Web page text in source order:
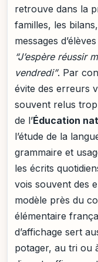
retrouve dans la
familles, les
messages d’élèves
“J’espère réussir
vendredi”. Par
évite des erreurs
souvent relus
de l’Éducation
l’étude de la
grammaire et
les écrits
vois souvent des
modèle près du
élémentaire
d’affichage sert
potager, au tri ou